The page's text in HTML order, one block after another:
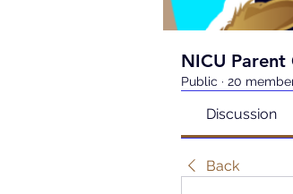
NICU Parent
Public · 20
Discussion
Back